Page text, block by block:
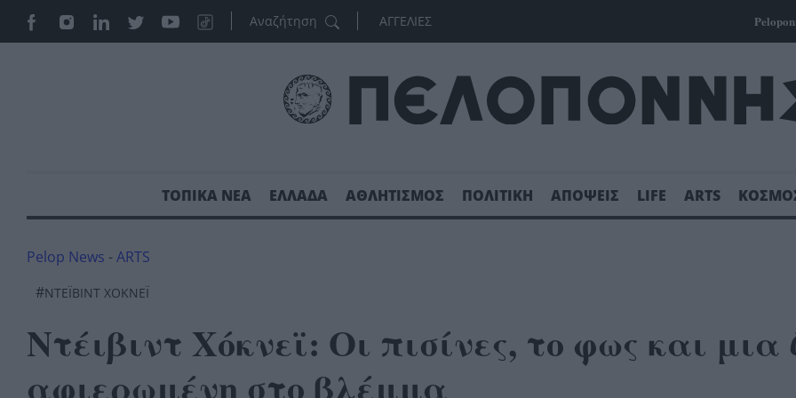
ΑΓΓΕΛΙΕΣ
ΤΟΠΙΚΑ ΝΕΑ ΕΛΛΑΔΑ ΑΘΛΗΤΙΣΜΟΣ ΠΟΛΙΤΙΚΗ ΑΠΟΨΕΙΣ LIFE ARTS
Pelop News -ARTS
#ΝΤΕΪΒΙΝΤ ΧΟΚΝΕΪ
Ντέιβιντ Χόκνεϊ: Οι πισίνες, το φως και μια
αφιερωμένη στο βλέμμα